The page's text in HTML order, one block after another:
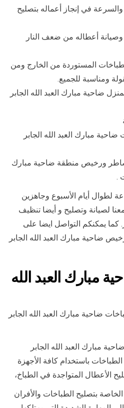
في إنجاز أعماله بتصليح
أعطاله من ضعف النار
المستوردة من الخارج ومن
ومناسبة للجميع.
ضاحية مبارك العبد الله الجابر
مبارك العبد الله الجابر
ورخيص منطقة ضاحية مبارك
.
لطوال أيام الأسبوع وجاهزين
لصيانة وتصليح و أيضا تنظيف
يمكنكم التواصل ايضا على
ضاحية مبارك العبد الله الجابر
مبارك العبد الله
ضاحية مبارك العبد الله الجابر
مبارك العبد الله الجابر
باستخدام كافة الأجهزة
الأعطال المتواجدة في الطباخ،
بتصليح الطباخات والأفران